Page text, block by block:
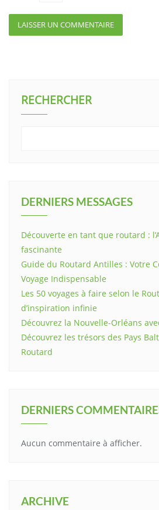
RECHERCHER
DERNIERS MESSAGES
Découverte en tant que routard :
fascinante
Guide du Routard Antilles : Votre
Voyage Indispensable
Les 50 voyages à faire selon le
d’inspiration infinie
Découvrez la Nouvelle-Orléans
Découvrez les trésors des Pays
Routard
DERNIERS
Aucun commentaire à afficher.
ARCHIVE